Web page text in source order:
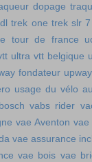
dopage
trek one trek slr 7
tour de france
ultra vtt belgique
fondateur
usage du vélo
vabs rider
vae Aventon vae
vae assurance
vae bois vae